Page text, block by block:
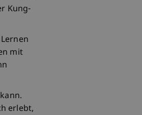
Kung-
mit
erlebt,